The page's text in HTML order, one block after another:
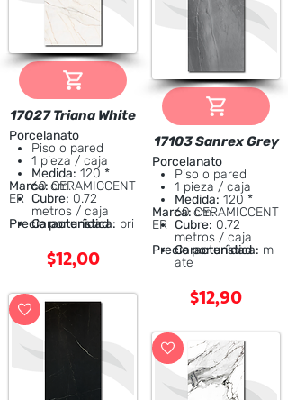
17027 Triana White
Porcelanato
Piso o pared
1 pieza / caja
Medida: 120 *
60 cm.
Cubre: 0.72
metros / caja
Característica: bri
Marca:CERAMICCENT
ER
Precio por unidad
$12,00
17103 Sanrex Grey
Porcelanato
Piso o pared
1 pieza / caja
Medida: 120 *
60 cm.
Cubre: 0.72
metros / caja
Característica: m
ate
Marca:CERAMICCENT
ER
Precio por unidad
$12,90